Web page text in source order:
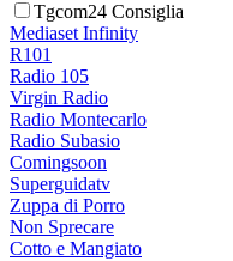
Tgcom24 Consiglia
Mediaset Infinity
R101
Radio 105
Virgin Radio
Radio Montecarlo
Radio Subasio
Comingsoon
Superguidatv
Zuppa di Porro
Non Sprecare
Cotto e Mangiato